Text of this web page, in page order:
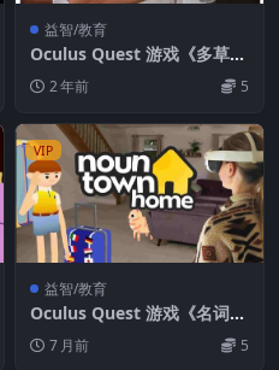
益智/教育
Oculus Quest 游戏《多草图
VR》Polysketch VR
2 年前 5
VIP
益智/教育
Oculus Quest 游戏《名词小
镇：VR语言学习》Noun To
wn: VR Language Learnin
7 月前 5